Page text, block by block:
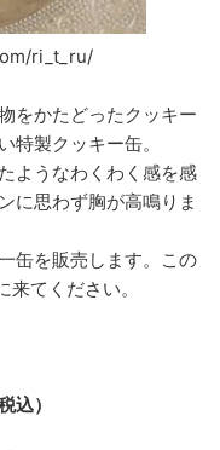
ri_t_ru/
をかたどったクッキー
特製クッキー缶。
ようなわくわく感を感
に思わず胸が高鳴りま
缶を販売します。この
てください。
込）